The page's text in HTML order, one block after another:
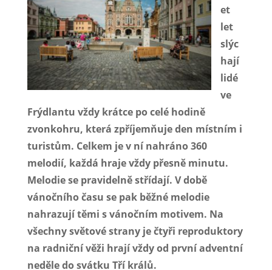
et
let
slýc
hají
lidé
ve
Frýdlantu vždy krátce po celé hodině
zvonkohru, která zpříjemňuje den místním i
turistům. Celkem je v ní nahráno 360
melodií, každá hraje vždy přesně minutu.
Melodie se pravidelně střídají. V době
vánočního času se pak běžné melodie
nahrazují těmi s vánočním motivem. Na
všechny světové strany je čtyři reproduktory
na radniční věži hrají vždy od první adventní
neděle do svátku Tří králů.